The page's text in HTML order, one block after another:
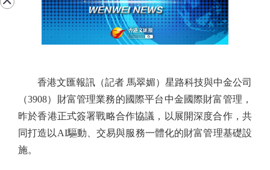
香港文匯報訊（記者 馬翠媚）星路科技與中金公司
（3908）財富管理業務的國際平台中金國際財富管理，
昨於香港正式簽署戰略合作協議，以展開深度合作，共
同打造以AI驅動、交易與服務一體化的財富管理基礎設
施。